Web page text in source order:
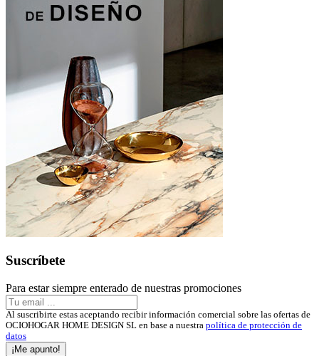
Suscríbete
Para estar siempre enterado de nuestras promociones
Al suscribirte estas aceptando recibir información comercial sobre las ofertas de
OCIOHOGAR HOME DESIGN SL en base a nuestra política de protección de
datos
¡Me apunto!